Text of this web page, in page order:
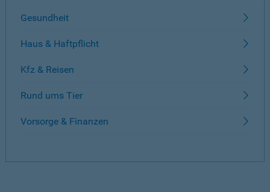
Gesundheit
Haus & Haftpflicht
Kfz & Reisen
Rund ums Tier
Vorsorge & Finanzen